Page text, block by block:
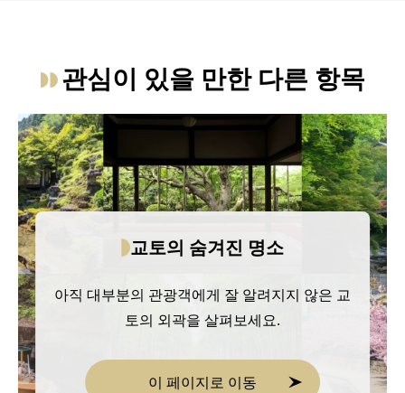
관심이 있을 만한 다른 항목
교토의 숨겨진 명소
아직 대부분의 관광객에게 잘 알려지지 않은 교
토의 외곽을 살펴보세요.
이 페이지로 이동